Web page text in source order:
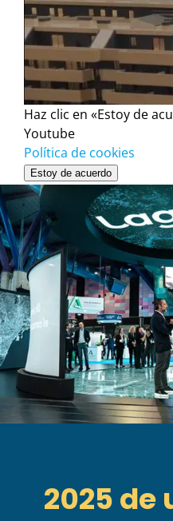
Haz clic en «Estoy de
Youtube
Política de cookies
Estoy de acuerdo
2025 de